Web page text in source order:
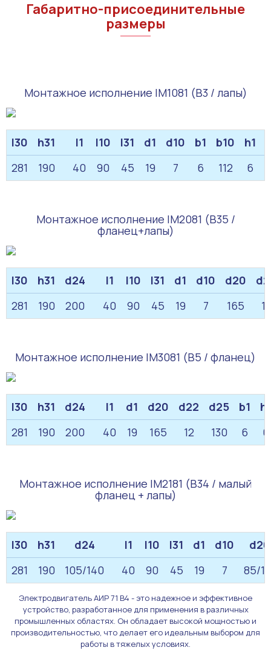
Габаритно-присоединительные
размеры
Монтажное исполнение IM1081 (B3 / лапы)
l30 h31 l1 l10 l31 d1 d10 b1 b10 h1
281
190 40 90 45 19 7 6 112 6
Монтажное исполнение IM2081 (B35 /
фланец+лапы)
l30 h31 d24 l1 l10 l31 d1 d10 d20
281
190 200 40 90 45 19 7 165 12
Монтажное исполнение IM3081 (B5 / фланец)
l30 h31 d24 l1 d1 d20 d22 d25 b1
h1
281
190 200 40 19 165 12 130 6 6
Монтажное исполнение IM2181 (B34 / малый
фланец + лапы)
l30 h31 d24 l1 l10 l31 d1 d10
d20
281
190 105/140 40 90 45 19 7 85/
Электродвигатель АИР 71 В4 - это надежное и эффективное
устройство, разработанное для применения в различных
промышленных областях. Он обладает высокой мощностью и
производительностью, что делает его идеальным выбором для
работы в тяжелых условиях.